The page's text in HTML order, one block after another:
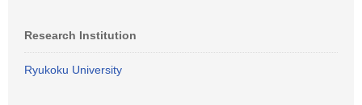
Research Institution
Ryukoku University